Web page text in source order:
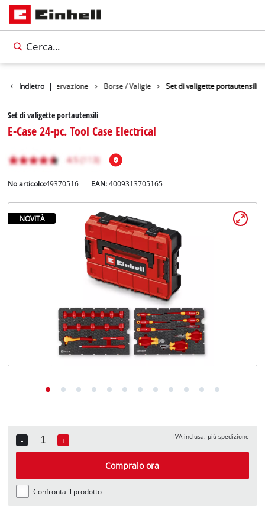
Indietro |
Conservazione Borse / Valigie Set di valigette portautensili
Set di valigette portautensili
E-Case 24-pc. Tool Case Electrical
No articolo:49370516 EAN:4009313705165
NOVITÀ
-
Quantity
+ IVA inclusa, più spedizione
Compralo ora
Confronta il prodotto